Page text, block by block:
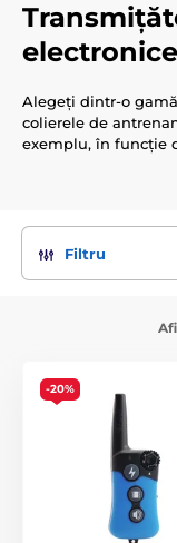
Alegeți dintr-o
colierele de
exemplu, în funcție
Filtru
-20%